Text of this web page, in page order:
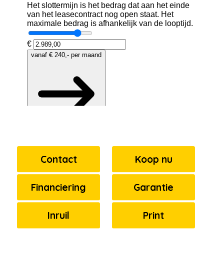
Contact Koop nu
Financiering Garantie
Inruil Print